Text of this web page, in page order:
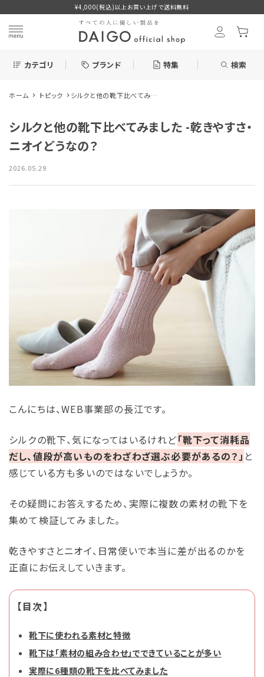
¥4,000(税込)以上お買い上げで送料無料
カテゴリ ブランド 特集 検索
search
新着＆再入荷商品
カテゴリーから探す
お問い合わせ
ホーム トピック
シルクと他の靴下比べてみま
シルクと他の靴下比べてみました -乾きやすさ・
ニオイどうなの？
2026.05.29
こんにちは、WEB事業部の長江です。
シルクの靴下、気になってはいるけれど「靴下って消耗品
だし、値段が高いものをわざわざ選ぶ必要があるの？」 と
感じている方も多いのではないでしょうか。
その疑問にお答えするため、実際に複数の素材の靴下を
集めて検証してみました。
乾きやすさとニオイ、日常使いで本当に差が出るのかを
正直にお伝えしていきます。
【目次】
靴下に使われる素材と特徴
靴下は「素材の組み合わせ」でできていることが多い
実際に6種類の靴下を比べてみました